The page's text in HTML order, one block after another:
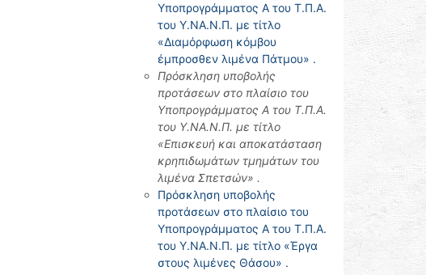
Υποπρογράμματος Α του Τ.Π.Α.
του Υ.ΝΑ.Ν.Π. με τίτλο
«Διαμόρφωση κόμβου
έμπροσθεν λιμένα Πάτμου» .
Πρόσκληση υποβολής
προτάσεων στο πλαίσιο του
Υποπρογράμματος Α του Τ.Π.Α.
του Υ.ΝΑ.Ν.Π. με τίτλο
«Επισκευή και αποκατάσταση
κρηπιδωμάτων τμημάτων του
λιμένα Σπετσών» .
Πρόσκληση υποβολής
προτάσεων στο πλαίσιο του
Υποπρογράμματος Α του Τ.Π.Α.
του Υ.ΝΑ.Ν.Π. με τίτλο «Έργα
στους λιμένες Θάσου» .